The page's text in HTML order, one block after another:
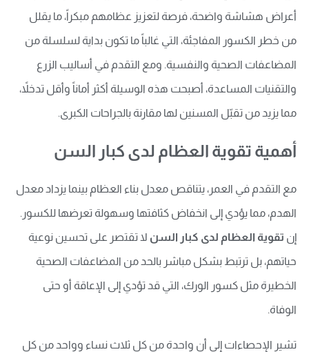
أعراض هشاشة واضحة، فرصة لتعزيز عظامهم مبكراً، ما يقلل
من خطر الكسور المفاجئة، التي غالباً ما تكون بداية لسلسلة من
المضاعفات الصحية والنفسية. ومع التقدم في أساليب الزرع
والتقنيات المساعدة، أصبحت هذه الوسيلة أكثر أماناً وأقل تدخلاً،
مما يزيد من تقبّل المسنين لها مقارنة بالجراحات الكبرى.
أهمية تقوية العظام لدى كبار السن
مع التقدم في العمر، يتناقص معدل بناء العظام بينما يزداد معدل
الهدم، مما يؤدي إلى انخفاض كثافتها وسهولة تعرضها للكسور.
إن تقوية العظام لدى كبار السن لا تقتصر على تحسين نوعية
حياتهم، بل ترتبط بشكل مباشر بالحد من المضاعفات الصحية
الخطيرة مثل كسور الورك، التي قد تؤدي إلى الإعاقة أو حتى
الوفاة.
تشير الإحصاءات إلى أن واحدة من كل ثلاث نساء وواحد من كل